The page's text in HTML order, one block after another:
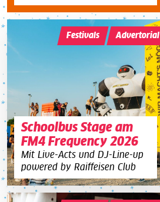
Schoolbus Stage am
FM4 Frequency 2026
Mit Live-Acts und DJ-Line-up
powered by Raiffeisen Club
Festivals Advertorial